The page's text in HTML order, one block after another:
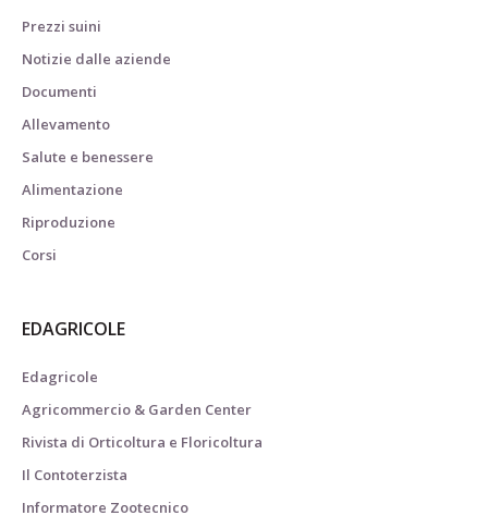
Prezzi suini
Notizie dalle aziende
Documenti
Allevamento
Salute e benessere
Alimentazione
Riproduzione
Corsi
EDAGRICOLE
Edagricole
Agricommercio & Garden Center
Rivista di Orticoltura e Floricoltura
Il Contoterzista
Informatore Zootecnico